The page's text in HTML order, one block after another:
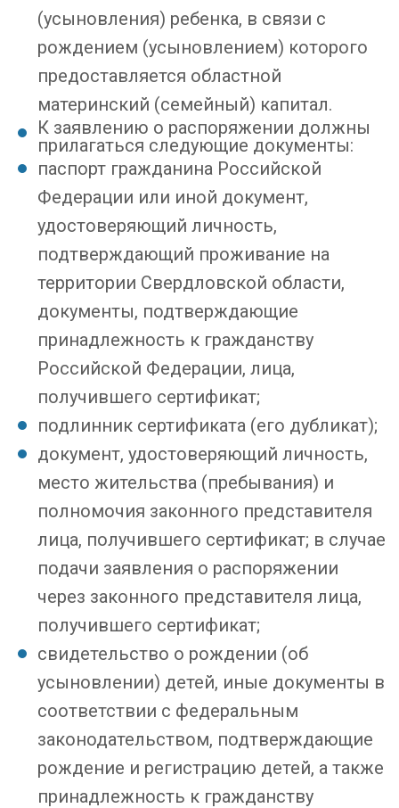
(усыновления) ребенка, в связи с
рождением (усыновлением) которого
предоставляется областной
материнский (семейный) капитал.
К заявлению о распоряжении должны
прилагаться следующие документы:
паспорт гражданина Российской
Федерации или иной документ,
удостоверяющий личность,
подтверждающий проживание на
территории Свердловской области,
документы, подтверждающие
принадлежность к гражданству
Российской Федерации, лица,
получившего сертификат;
подлинник сертификата (его дубликат);
документ, удостоверяющий личность,
место жительства (пребывания) и
полномочия законного представителя
лица, получившего сертификат; в случае
подачи заявления о распоряжении
через законного представителя лица,
получившего сертификат;
свидетельство о рождении (об
усыновлении) детей, иные документы в
соответствии с федеральным
законодательством, подтверждающие
рождение и регистрацию детей, а также
принадлежность к гражданству